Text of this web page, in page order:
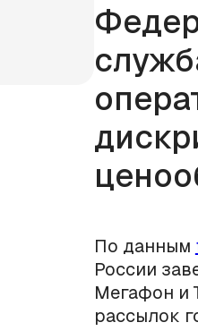
По данным
России
Мегафон и
рассылок